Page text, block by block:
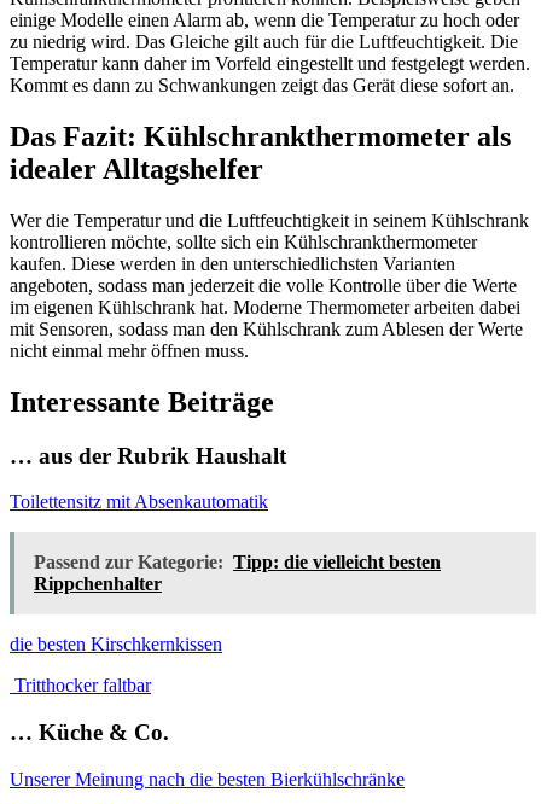
einige Modelle einen Alarm ab, wenn die Temperatur zu hoch oder
zu niedrig wird. Das Gleiche gilt auch für die Luftfeuchtigkeit. Die
Temperatur kann daher im Vorfeld eingestellt und festgelegt werden.
Kommt es dann zu Schwankungen zeigt das Gerät diese sofort an.
Das Fazit: Kühlschrankthermometer als
idealer Alltagshelfer
Wer die Temperatur und die Luftfeuchtigkeit in seinem Kühlschrank
kontrollieren möchte, sollte sich ein Kühlschrankthermometer
kaufen. Diese werden in den unterschiedlichsten Varianten
angeboten, sodass man jederzeit die volle Kontrolle über die Werte
im eigenen Kühlschrank hat. Moderne Thermometer arbeiten dabei
mit Sensoren, sodass man den Kühlschrank zum Ablesen der Werte
nicht einmal mehr öffnen muss.
Interessante Beiträge
… aus der Rubrik Haushalt
Toilettensitz mit Absenkautomatik
Passend zur Kategorie: Tipp: die vielleicht besten
Rippchenhalter
die besten Kirschkernkissen
Tritthocker faltbar
… Küche & Co.
Unserer Meinung nach die besten Bierkühlschränke